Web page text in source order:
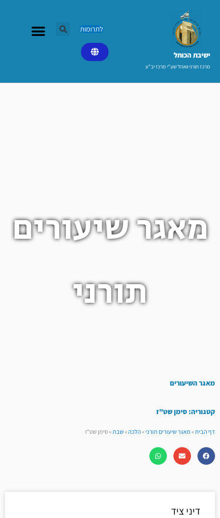
ישיבת הכותל​
מרכז תורני וואהל שע"י מרכז יב"ע
לתרומות
מאגר שיעורים
תורני
מאגר השיעורים
קטגוריה: סימן שט"ז
דף הבית»מאגר שיעורים תורני»הלכה»שבת»סימן שט"ז
דיני ציד